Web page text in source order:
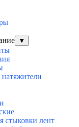
▼
стыковки лент